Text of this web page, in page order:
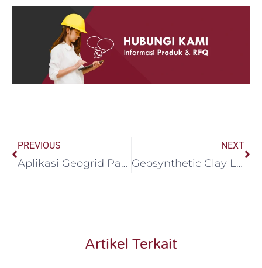
PREVIOUS
Aplikasi Geogrid Pada Proyek Lapis Ulang Aspal (Asphalt Overlay)
NEXT
Geosynthetic Clay Liner Solusi Ramah Lingkungan untuk TPA Sampah
Artikel Terkait